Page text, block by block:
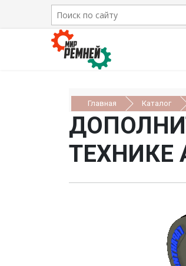
Главная Каталог
ТЕХНИКЕ